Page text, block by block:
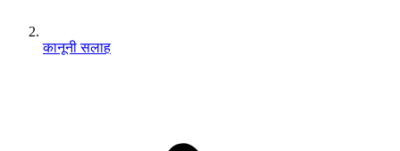
कानूनी सलाह